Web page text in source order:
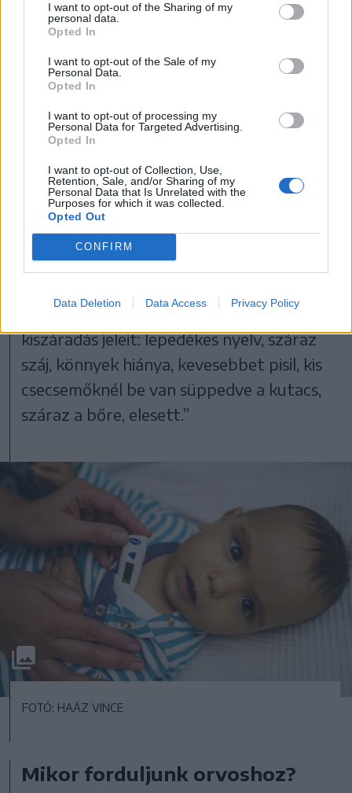
I want to opt-out of the Sharing of my
personal data.
Opted In
I want to opt-out of the Sale of my
Personal Data.
Opted In
I want to opt-out of processing my
Personal Data for Targeted Advertising.
Opted In
I want to opt-out of Collection, Use,
Retention, Sale, and/or Sharing of my
Personal Data that Is Unrelated with the
Purposes for which it was collected.
Opted Out
CONFIRM
Data Deletion Data Access Privacy Policy
csuklóra is jótékony hatású lehet, viszont
ne legyen se ecetes, se alkoholos.
A lázcsillapítás mellett még a
folyadékpótlásra fontos figyelni, de
emellett nem kell erőltetni a gyereket,
hogy egyen. „Hogyha nem eszik a gyerek
néhány napig, attól nem lesz semmi baja. A
legfontosabb az, hogy a folyadékot
pótoljuk, mert mivel izzad, ezért veszíti a
folyadékot. Erre nagyon oda kell figyelni,
utánkövetni, hogy vegyük észre a
kiszáradás jeleit: lepedékes nyelv, száraz
száj, könnyek hiánya, kevesebbet pisil, kis
csecsemőknél be van süppedve a kutacs,
száraz a bőre, elesett.”
FOTÓ: HAÁZ VINCE
Mikor forduljunk orvoshoz?